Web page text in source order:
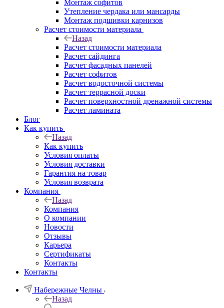
Монтаж софитов
Утепление чердака или мансарды
Монтаж подшивки карнизов
Расчет стоимости материала
Назад
Расчет стоимости материала
Расчет сайдинга
Расчет фасадных панелей
Расчет софитов
Расчет водосточной системы
Расчет террасной доски
Расчет поверхностной дренажной системы
Расчет ламината
Блог
Как купить
Назад
Как купить
Условия оплаты
Условия доставки
Гарантия на товар
Условия возврата
Компания
Назад
Компания
О компании
Новости
Отзывы
Карьера
Сертификаты
Контакты
Контакты
Набережные Челны
Назад